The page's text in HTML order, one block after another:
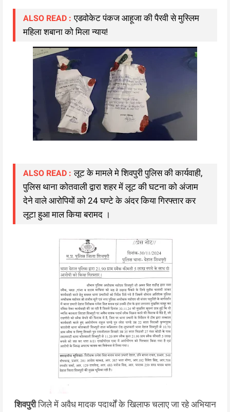
ALSO READ : एडवोकेट पंकज आहूजा की पैरवी से मुस्लिम
महिला शबाना को मिला न्याय!
ALSO READ : लूट के मामले मे शिवपुरी पुलिस की कार्यवाही,
पुलिस थाना कोतवाली द्वारा शहर में लूट की घटना को अंजाम
देने वाले आरोपियों को 24 घण्टे के अंदर किया गिरफ्तार कर
लूटा हुआ माल किया बरामद ।
शिवपुरीजिले में अवैध मादक पदार्थों के खिलाफ चलाए जा रहे अभियान